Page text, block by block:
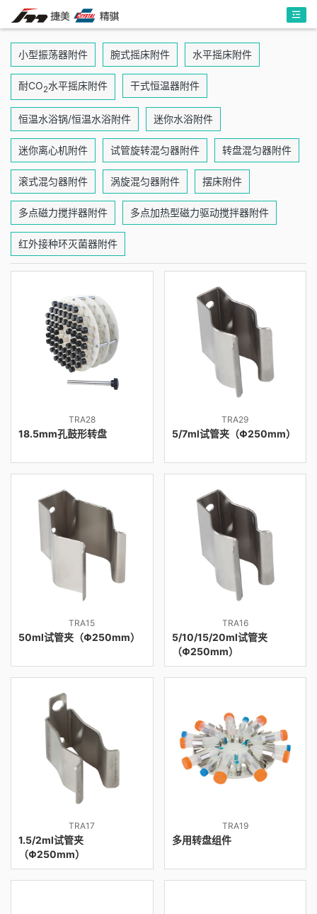
小型振荡器附件 腕式摇床附件 水平摇床附件
耐CO2水平摇床附件 干式恒温器附件
恒温水浴锅/恒温水浴附件 迷你水浴附件
迷你离心机附件 试管旋转混匀器附件 转盘混匀器附件
滚式混匀器附件 涡旋混匀器附件 摆床附件
多点磁力搅拌器附件 多点加热型磁力驱动搅拌器附件
红外接种环灭菌器附件
TRA28
18.5mm孔鼓形转盘
TRA29
5/7ml试管夹（Φ250mm）
TRA15
50ml试管夹（Φ250mm）
TRA16
5/10/15/20ml试管夹
（Φ250mm）
TRA17
1.5/2ml试管夹
（Φ250mm）
TRA19
多用转盘组件